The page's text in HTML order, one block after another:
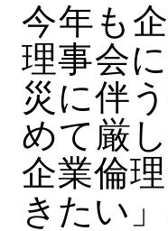
今年も
理事会
災に伴
めて厳
企業倫
きたい